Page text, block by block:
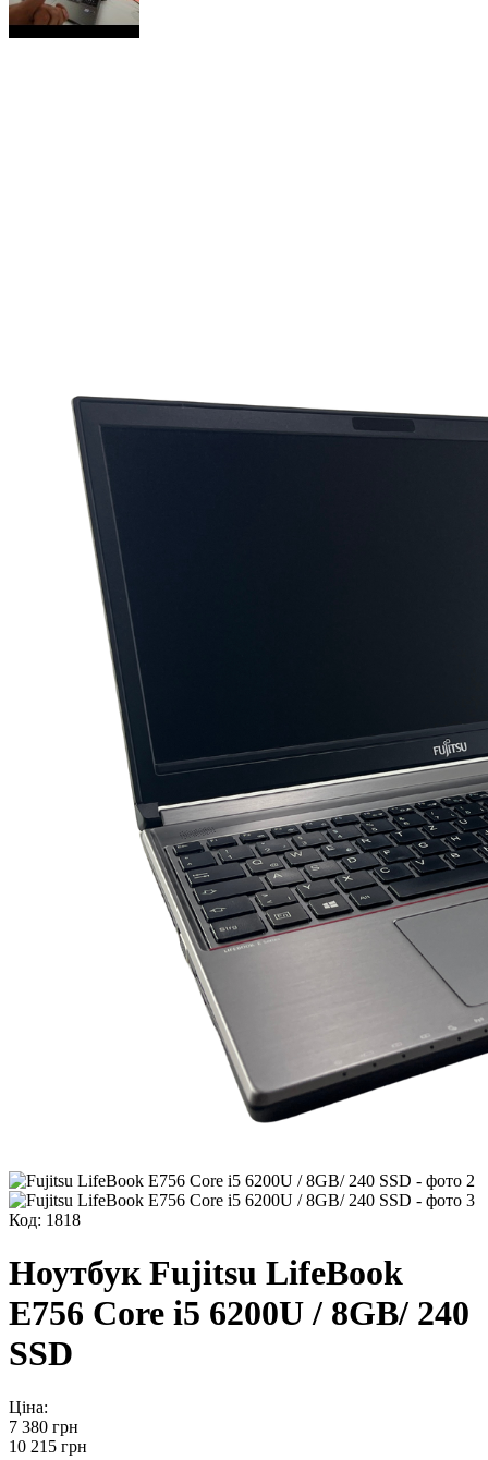
Код: 1818
Ноутбук Fujitsu LifeBook
E756 Core i5 6200U / 8GB/ 240
SSD
Ціна:
7 380 грн
10 215 грн